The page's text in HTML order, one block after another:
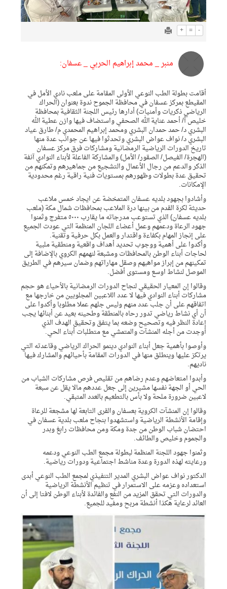
+ = -
منبر _ محمد إبراهيم الحربي _ عسفان:
أقامت بطولة الطب النوعي الأولى المقامة على ملعب نادي الأمل في
المقيطع بمركز عسفان في محافظة الجموح ندوة بعنوان (الحراك
الرياضي ذكريات وأمنيات) أدارها رئيس اللجنة الثقافية بمحافظة
خليص أ/ أحمد عناية الله الصحفي واستضاف فيها وازن عطية الله
البشري د/ حمد حمدان البشري ومحمد إبراهيم المحمدي م/ طارق عياد
البشري د/ نواف عواض البشري وتحدثوا فيها عن جوانب عدة منها
تاريخ الدورات الرياضية الرمضانية ومشاركات فرق مركز عسفان
(الهجرة/ الفيصل/ الصقور/ الأمل) والمشاركة الفاعلة لأبناء النوادي آنفة
الذكر والدعم من رجال الأعمال والتشجيع من جماهيرهم وتمكنهم من
تحقيق عدة بطولات وظهورهم بمستويات فنية راقية رغم محدودية
الإمكانات.
وأشادوا بجهود بلديه عسفان المتمخضة عن ايجاد خمس ملاعب
حديثة لكرة القدم من بينها درة الملاعب بمحافظات شمال مكة (ملعب
بلديه عسفان) الذي تستوعب مدرجاته ما يقارب ٥٠٠٠ متفرج وثمنوا
جهود الرعاة ودعمهم وعمل أعضاء اللجان المنظمة التي عودت الجميع
على إنجاز المهام بكفاءة واقتدار والعمل بكل حرفية وتقنية.
وأكدوا على أهمية ووجوب تحديد أهداف واقعية ومنطقية ملبية
لحاجات أبناء الوطن بالمحافظات ومشبعة لنهمهم الكروي بالإضافة إلى
تمكينهم من إبراز مواهبهم وصقل مهاراتهم وضمان سيرهم في الطريق
الموصل لنشاط اوسع ومستوى أفضل.
وقالوا إن المعيار الحقيقي لنجاح الدورات الرمضانية بالأحياء هو حجم
مشاركات أبناء النوادي فيها لا عدد اللاعبين المجلوبين من خارجها مع
اتفاقهم على أن جلب عدد منهم وليس جلهم عملا مطلوبا وأكدوا على
أن أي نشاط رياضي تدور رحاه بالمنطقة وطحينه بعيد عن أبنائها يجب
إعادة النظر فيه وتصحيح وضعه بما يتفق وتحقيق الهدف الذي
أوجدت من أجله المنشآت والمتمشي مع متطلبات أبناء الحي.
وأوصوا بأهمية جعل أبناء النوادي دينمو الحراك الرياضي وقاعدته التي
يرتكز عليها وينطلق منها في الدورات المقامة بأحيائهم والمشارك فيها
ناديهم.
وأبدوا امتعاضهم وعدم رضاهم من تقليص فرص مشاركات الشباب من
الحي أو الجهة نفسها مشيرين إلى جعل عددهم مالا يقل عن سبعة
لاعبين ضرورة ملحة ولا بأس بالتطعيم بالعدد المتبقي.
وقالوا إن المنشآت الكروية بعسفان والقرى التابعة لها مشجعة للرعاة
وإقامة الأنشطة الرياضية واستشهدوا بنجاح ملعب بلدية عسفان في
احتضان شباب الوطن من جدة ومكة ومن محافظات رابغ وبدر
والجموم وخليص والطائف.
وثمنوا جهود اللجنة المنظمة لبطولة مجمع الطب النوعي ودعمه
ورعايته لهذه الدورة وعدة مناشط اجتماعية ودورات رياضية.
الدكتور نواف عواض البشري المدير التنفيذي لمجمع الطب النوعي أبدى
استعداده وعزمه على الاستمرار في تنظيم الأنشطة الرياضية
والدورات التي تحقق المزيد من النفع والفائدة لأبناء الوطن لافتا إلى أن
العائد لرعاية هكذا أنشطة مربح ومفيد للجميع.